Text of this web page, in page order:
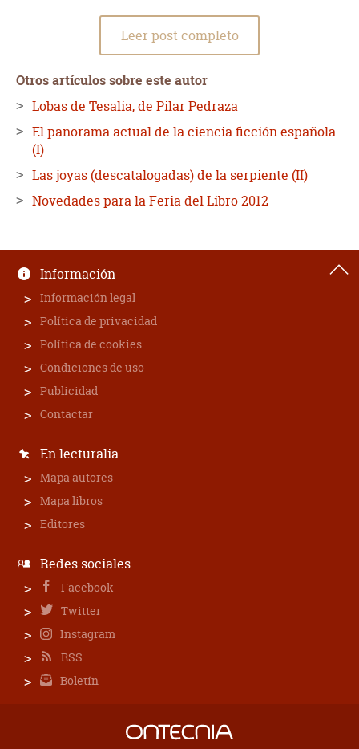
Leer post completo
Otros artículos sobre este autor
Lobas de Tesalia, de Pilar Pedraza
El panorama actual de la ciencia ficción española
(I)
Las joyas (descatalogadas) de la serpiente (II)
Novedades para la Feria del Libro 2012
Información
Información legal
Política de privacidad
Política de cookies
Condiciones de uso
Publicidad
Contactar
En lecturalia
Mapa autores
Mapa libros
Editores
Redes sociales
Facebook
Twitter
Instagram
RSS
Boletín